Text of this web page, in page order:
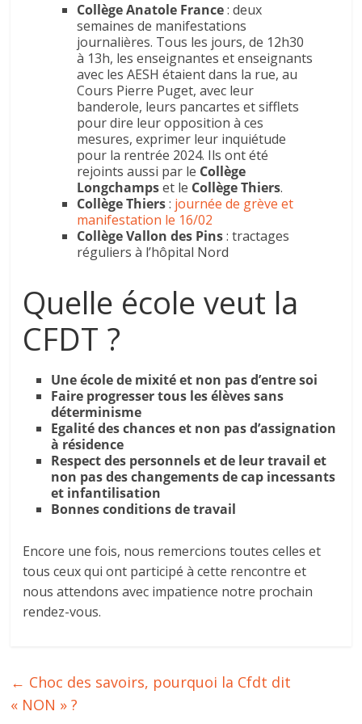
Collège Anatole France: deux
semaines de manifestations
journalières. Tous les jours, de 12h30
à 13h, les enseignantes et enseignants
avec les AESH étaient dans la rue, au
Cours Pierre Puget, avec leur
banderole, leurs pancartes et sifflets
pour dire leur opposition à ces
mesures, exprimer leur inquiétude
pour la rentrée 2024. Ils ont été
rejoints aussi par le Collège
Longchampset le Collège Thiers.
Collège Thiers: journée de grève et
manifestation le 16/02
Collège Vallon des Pins: tractages
réguliers à l’hôpital Nord
Quelle école veut la
CFDT ?
Une école de mixité et non pas d’entre soi
Faire progresser tous les élèves sans
déterminisme
Egalité des chances et non pas d’assignation
à résidence
Respect des personnels et de leur travail et
non pas des changements de cap incessants
et infantilisation
Bonnes conditions de travail
Encore une fois, nous remercions toutes celles et
tous ceux qui ont participé à cette rencontre et
nous attendons avec impatience notre prochain
rendez-vous.
← Choc des savoirs, pourquoi la Cfdt dit
« NON » ?